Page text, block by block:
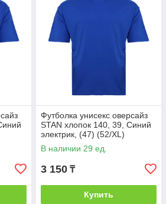
Футболка унисекс оверсайз
STAN хлопок 140, 39, Синий
электрик, (47) (52/XL)
В наличии 29 ед.
3 150 ₸
Купить